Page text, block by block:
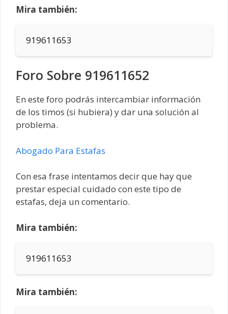
Mira también:
919611653
Foro Sobre 919611652
En este foro podrás intercambiar información
de los timos (si hubiera) y dar una solución al
problema.
Abogado Para Estafas
Con esa frase intentamos decir que hay que
prestar especial cuidado con este tipo de
estafas, deja un comentario.
Mira también:
919611653
Mira también: